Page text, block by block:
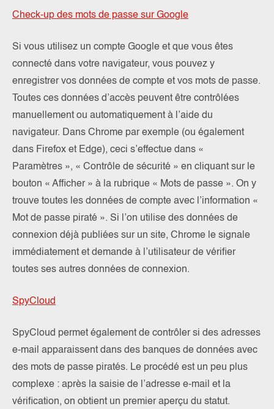
Check-up des mots de passe sur Google
Si vous utilisez un compte Google et que vous êtes
connecté dans votre navigateur, vous pouvez y
enregistrer vos données de compte et vos mots de passe.
Toutes ces données d’accès peuvent être contrôlées
manuellement ou automatiquement à l’aide du
navigateur. Dans Chrome par exemple (ou également
dans Firefox et Edge), ceci s’effectue dans «
Paramètres », « Contrôle de sécurité » en cliquant sur le
bouton « Afficher » à la rubrique « Mots de passe ». On y
trouve toutes les données de compte avec l’information «
Mot de passe piraté ». Si l’on utilise des données de
connexion déjà publiées sur un site, Chrome le signale
immédiatement et demande à l’utilisateur de vérifier
toutes ses autres données de connexion.
SpyCloud
SpyCloud permet également de contrôler si des adresses
e-mail apparaissent dans des banques de données avec
des mots de passe piratés. Le procédé est un peu plus
complexe : après la saisie de l’adresse e-mail et la
vérification, on obtient un premier aperçu du statut.